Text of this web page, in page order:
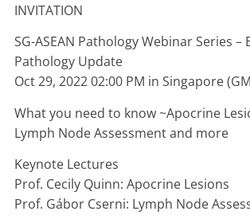
INVITATION
SG-ASEAN Pathology Webinar Series –
Pathology Update
Oct 29, 2022 02:00 PM in Singapore
What you need to know ~Apocrine
Lymph Node Assessment and more
Keynote Lectures
Prof. Cecily Quinn: Apocrine Lesions
Prof. Gábor Cserni: Lymph Node